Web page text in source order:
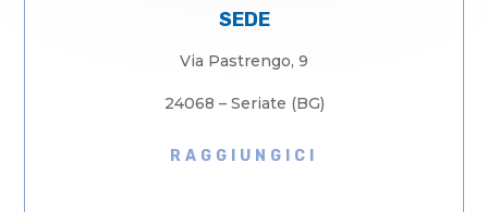
SEDE
Via Pastrengo, 9
24068 – Seriate (BG)
RAGGIUNGICI